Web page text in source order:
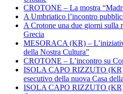
CROTONE – La mostra
A Umbriatico l’incontro
A Crotone una due giorni sulla
Grecia
MESORACA (KR) –
della Nostra Cultura”
CROTONE – L’incontro su
ISOLA CAPO RIZZUTO
esecutivo della nuova Casa
ISOLA CAPO RIZZUTO (KR)